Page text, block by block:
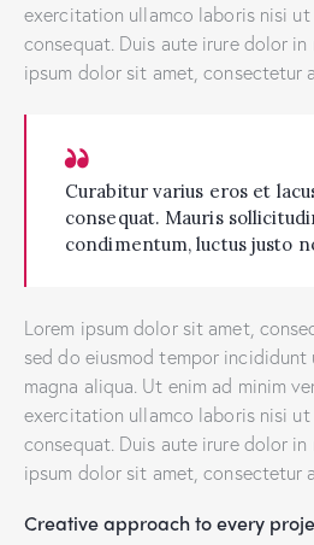
exercitation ullamco laboris nisi
consequat. Duis aute irure dolor
ipsum dolor sit amet, consectetur
Curabitur varius eros et
consequat. Mauris
condimentum, luctus justo
Lorem ipsum dolor sit amet,
sed do eiusmod tempor
magna aliqua. Ut enim ad minim
exercitation ullamco laboris nisi
consequat. Duis aute irure dolor
ipsum dolor sit amet, consectetur
Creative approach to every